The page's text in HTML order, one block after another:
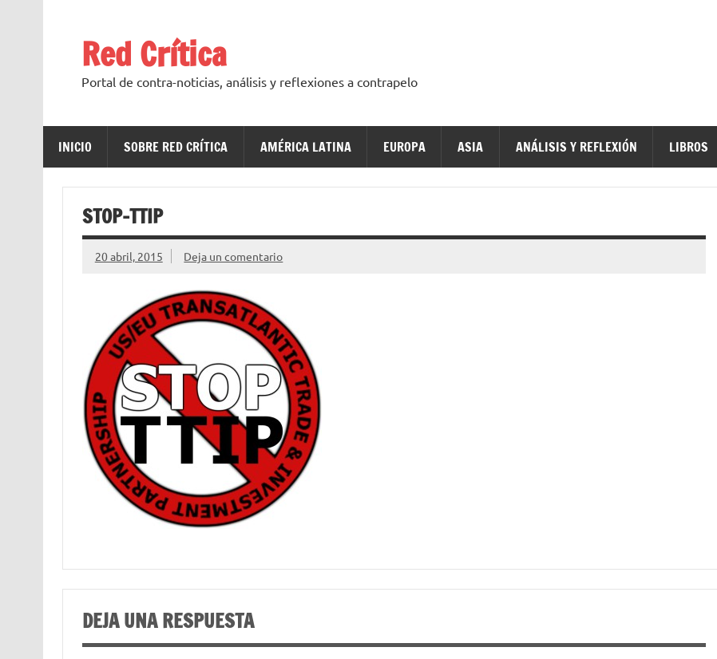
Red Crítica
Portal de contra-noticias, análisis y reflexiones a contrapelo
INICIO SOBRE RED CRÍTICA AMÉRICA LATINA EUROPA ASIA ANÁLISIS Y REFLEXIÓN LIBROS
STOP-TTIP
20 abril, 2015 Deja un comentario
DEJA UNA RESPUESTA